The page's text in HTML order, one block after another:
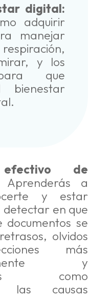
digital:
adquirir
manejar
y los
que
bienestar
de
Aprenderás a
y estar
en que
documentos se
olvidos
más
y
como
las causas